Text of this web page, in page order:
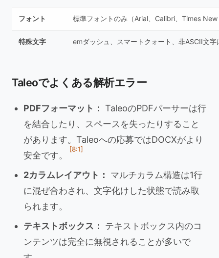
フォント 標準フォントのみ（Arial、Calibri、Times
特殊文字 emダッシュ、スマートクォート、非ASCII文字
Taleoでよくある解析エラー
PDFフォーマット： TaleoのPDFパーサーは行
を結合したり、スペースを失ったりすること
があります。Taleoへの応募ではDOCXがより
安全です。
[8:1]
2カラムレイアウト：
マルチカラム構造は1行
に混ぜ合わされ、文字化けした状態で読み取
られます。
テキストボックス：
テキストボックス内のコ
ンテンツは完全に無視されることが多いで